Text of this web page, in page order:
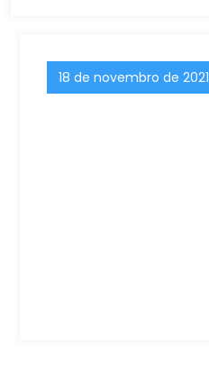
18 de novembro de 2021